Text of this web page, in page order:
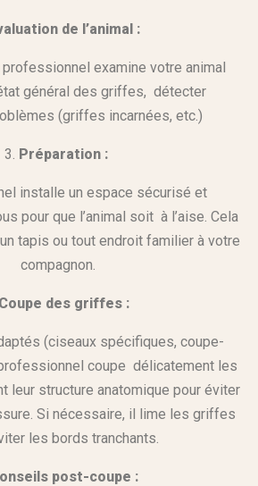
de l’animal :
examine votre animal
général des griffes, détecter
(griffes incarnées, etc.)
Préparation :
installe un espace sécurisé et
pour que l’animal soit à l’aise. Cela
tapis ou tout endroit familier à votre
compagnon.
Coupe des griffes :
(ciseaux spécifiques, coupe-
coupe délicatement les
leur structure anatomique pour éviter
Si nécessaire, il lime les griffes
les bords tranchants.
post-coupe :